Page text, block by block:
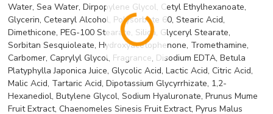
Water, Sea Water, Dirpopylene Glycol, Cetyl Ethylhexanoate,
Glycerin, Cetearyl Alcohol, Polysorbate 60, Stearic Acid,
Dimethicone, PEG-100 Stearate, Silica, Glyceryl Stearate,
Sorbitan Sesquioleate, Hydroxyacetophenone, Tromethamine,
Carbomer, Caprylyl Glycol, Fragrance, Disodium EDTA, Betula
Platyphylla Japonica Juice, Glycolic Acid, Lactic Acid, Citric Acid,
Malic Acid, Tartaric Acid, Dipotassium Glycyrrhizate, 1,2-
Hexanediol, Butylene Glycol, Sodium Hyaluronate, Prunus Mume
Fruit Extract, Chaenomeles Sinesis Fruit Extract, Pyrus Malus